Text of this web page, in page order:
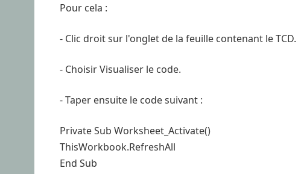
Pour cela :
- Clic droit sur l'onglet de la feuille contenant le TCD.
- Choisir Visualiser le code.
- Taper ensuite le code suivant :
Private Sub Worksheet_Activate()
ThisWorkbook.RefreshAll
End Sub